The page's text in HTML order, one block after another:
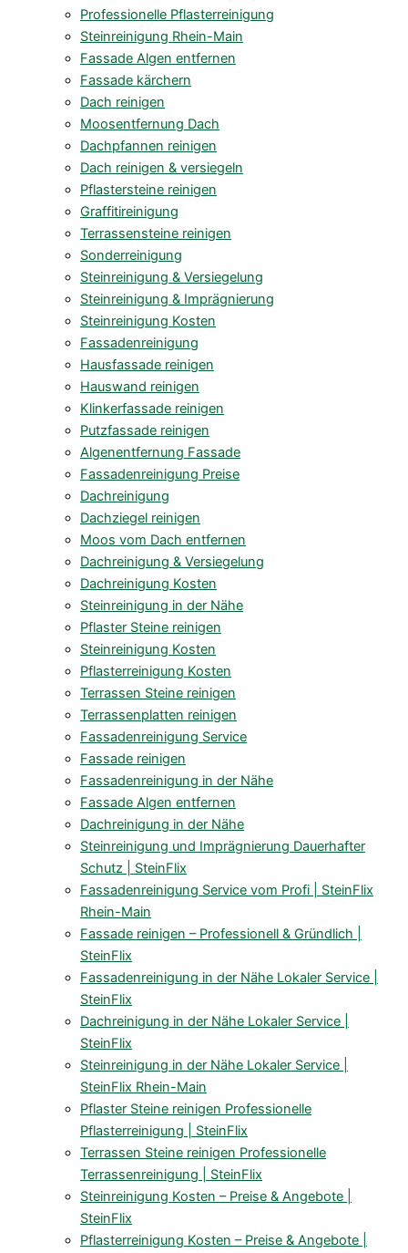
Professionelle Pflasterreinigung
Steinreinigung Rhein-Main
Fassade Algen entfernen
Fassade kärchern
Dach reinigen
Moosentfernung Dach
Dachpfannen reinigen
Dach reinigen & versiegeln
Pflastersteine reinigen
Graffitireinigung
Terrassensteine reinigen
Sonderreinigung
Steinreinigung & Versiegelung
Steinreinigung & Imprägnierung
Steinreinigung Kosten
Fassadenreinigung
Hausfassade reinigen
Hauswand reinigen
Klinkerfassade reinigen
Putzfassade reinigen
Algenentfernung Fassade
Fassadenreinigung Preise
Dachreinigung
Dachziegel reinigen
Moos vom Dach entfernen
Dachreinigung & Versiegelung
Dachreinigung Kosten
Steinreinigung in der Nähe
Pflaster Steine reinigen
Steinreinigung Kosten
Pflasterreinigung Kosten
Terrassen Steine reinigen
Terrassenplatten reinigen
Fassadenreinigung Service
Fassade reinigen
Fassadenreinigung in der Nähe
Fassade Algen entfernen
Dachreinigung in der Nähe
Steinreinigung und Imprägnierung Dauerhafter
Schutz | SteinFlix
Fassadenreinigung Service vom Profi | SteinFlix
Rhein-Main
Fassade reinigen – Professionell & Gründlich |
SteinFlix
Fassadenreinigung in der Nähe Lokaler Service |
SteinFlix
Dachreinigung in der Nähe Lokaler Service |
SteinFlix
Steinreinigung in der Nähe Lokaler Service |
SteinFlix Rhein-Main
Pflaster Steine reinigen Professionelle
Pflasterreinigung | SteinFlix
Terrassen Steine reinigen Professionelle
Terrassenreinigung | SteinFlix
Steinreinigung Kosten – Preise & Angebote |
SteinFlix
Pflasterreinigung Kosten – Preise & Angebote |